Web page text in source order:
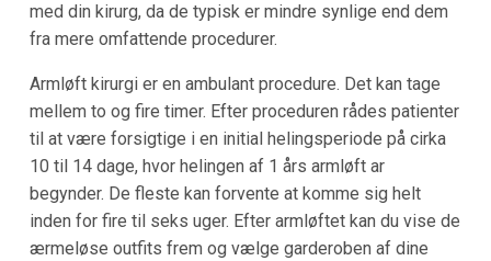
med din kirurg, da de typisk er mindre synlige end dem
fra mere omfattende procedurer.
Armløft kirurgi er en ambulant procedure. Det kan tage
mellem to og fire timer. Efter proceduren rådes patienter
til at være forsigtige i en initial helingsperiode på cirka
10 til 14 dage, hvor helingen af 1 års armløft ar
begynder. De fleste kan forvente at komme sig helt
inden for fire til seks uger. Efter armløftet kan du vise de
ærmeløse outfits frem og vælge garderoben af dine